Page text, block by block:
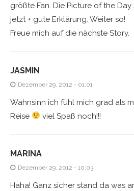
größte Fan. Die Picture of the
jetzt + gute Erklärung. Weiter so!
Freue mich auf die nächste Story.
JASMIN
Dezember 29, 2012 - 01:01
Wahnsinn ich fühl mich grad als
Reise
viel Spaß noch!!!
MARINA
Dezember 29, 2012 - 10:03
Haha! Ganz sicher stand da was